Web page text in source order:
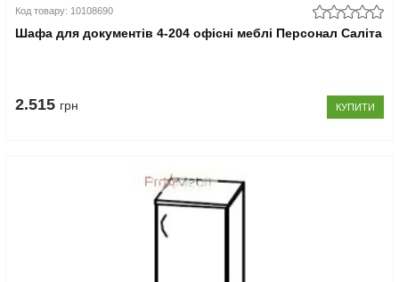
Код товару: 10108690
Шафа для документів 4-204 офісні меблі Персонал Саліта
2.515 грн КУПИТИ